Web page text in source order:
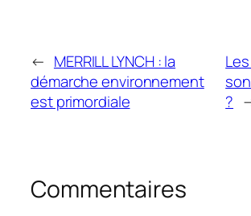
← MERRILL LYNCH : la
démarche environnement
est primordiale
?
Commentaires